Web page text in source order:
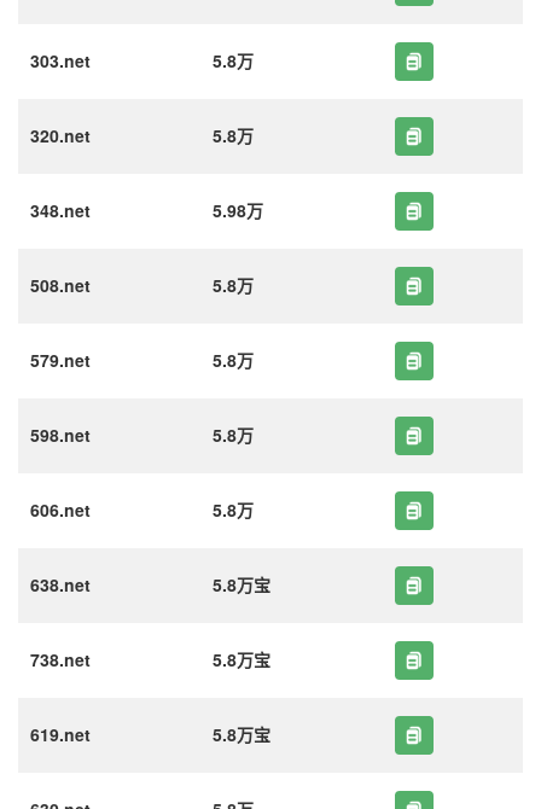
303.net 5.8万
320.net 5.8万
348.net 5.98万
508.net 5.8万
579.net 5.8万
598.net 5.8万
606.net 5.8万
638.net 5.8万宝
738.net 5.8万宝
619.net 5.8万宝